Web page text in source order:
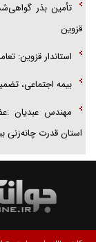
تأمین بذر
قزوین
استاندار قزوین:
بیمه اجتماعی،
مهندس عبدیان
استان قدرت